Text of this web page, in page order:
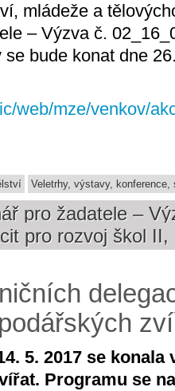
mládeže a
– Výzva č.
bude konat dne
web/mze/venkov/
Veletrhy, výstavy,
pro žadatele –
pro rozvoj škol II,
5. 2017 se
Programu se